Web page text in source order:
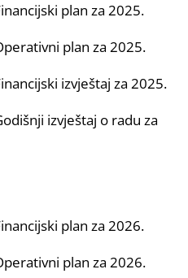
plan za 2025.
plan za 2025.
izvještaj za 2025.
izvještaj o radu za
plan za 2026.
plan za 2026.